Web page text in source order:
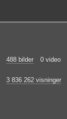
488 bilder 0 video
3 836 262 visninger